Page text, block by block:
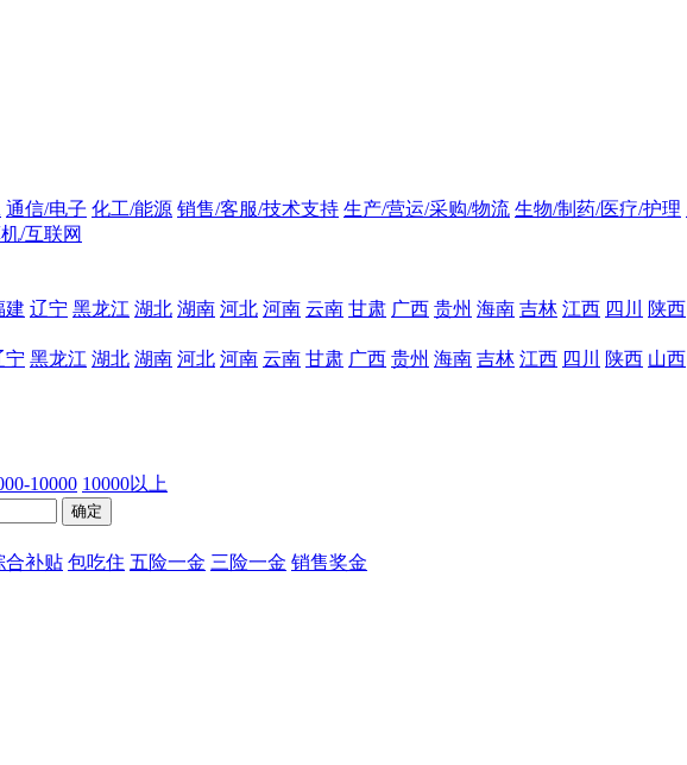
通信/电子 化工/能源 销售/客服/技术支持 生产/营运/采购/物流 生物/制药/医疗/护理
/互联网
建 辽宁 黑龙江 湖北 湖南 河北 河南 云南 甘肃 广西 贵州 海南 吉林 江西 四川 陕西
宁 黑龙江 湖北 湖南 河北 河南 云南 甘肃 广西 贵州 海南 吉林 江西 四川 陕西 山西
10000 10000以上
合补贴 包吃住 五险一金 三险一金 销售奖金